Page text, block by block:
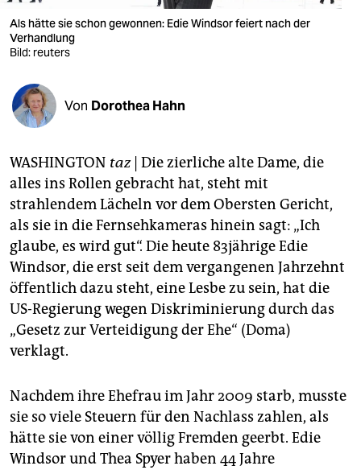
veranstaltungen
shop
fragen & hilfe
unterstützen
genossenschaft
epaper login
Als hätte sie schon gewonnen: Edie Windsor feiert nach der
Verhandlung
Bild: reuters
Von Dorothea Hahn
WASHINGTON taz| Die zierliche alte Dame, die
alles ins Rollen gebracht hat, steht mit
strahlendem Lächeln vor dem Obersten Gericht,
als sie in die Fernsehkameras hinein sagt: „Ich
glaube, es wird gut“. Die heute 83jährige Edie
Windsor, die erst seit dem vergangenen Jahrzehnt
öffentlich dazu steht, eine Lesbe zu sein, hat die
US-Regierung wegen Diskriminierung durch das
„Gesetz zur Verteidigung der Ehe“ (Doma)
verklagt.
Nachdem ihre Ehefrau im Jahr 2009 starb, musste
sie so viele Steuern für den Nachlass zahlen, als
hätte sie von einer völlig Fremden geerbt. Edie
Windsor und Thea Spyer haben 44 Jahre